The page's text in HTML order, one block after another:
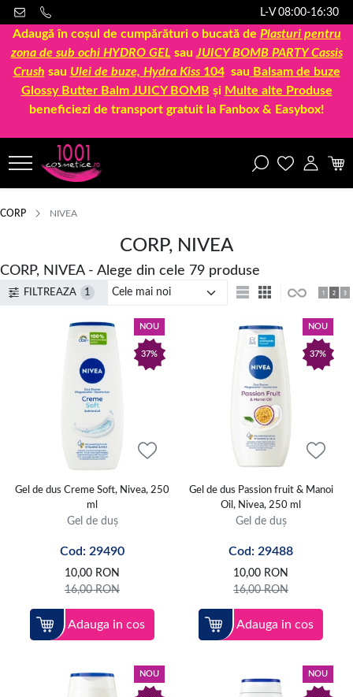
L-V 08:00-16:30
Adaugă în coșul de cumpărături o bucată de Plasturi pentru
zona de sub ochi HYDRO GEL sau JUICY BOMB PARTY Cassis
Crush sau Ulei de buze, Hydra Kiss 104sau Balsam de buze
Glossy Butter Balm JUICY BOMB și Multe alte Produse
beneficiezi de transport gratuit la Fanbox & Easybox!
CORP NIVEA
CORP, NIVEA
CORP, NIVEA - Alege din cele 79 produse
FILTREAZA 1
NOU
37%
Gel de dus Creme Soft, Nivea, 250
ml
Gel de duș
Cod: 29490
10,00 RON
16,00RON
Adauga in cos
NOU
37%
Gel de dus Passion fruit & Manoi
Oil, Nivea, 250 ml
Gel de duș
Cod: 29488
10,00 RON
16,00RON
Adauga in cos
NOU NOU